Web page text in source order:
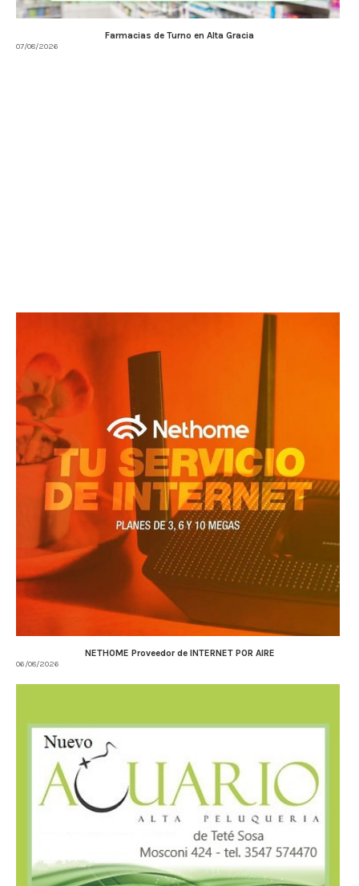
Farmacias de Turno en Alta Gracia
07/08/2026
NETHOME Proveedor de INTERNET POR AIRE
06/08/2026